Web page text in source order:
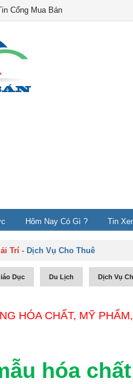
Cổng Mua Bán
Hôm Nay Có Gì ? Tin
Trí - Dịch Vụ Cho Thuê
Dục Du Lịch Dịch Vụ
HÓA CHẤT, MỸ
hóa